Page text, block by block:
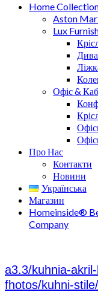
Home
Aston
Lux
Офіс &
Про Нас
Контакти
Новини
Українська
Магазин
Homeinside®
Company
а3.3/kuhnia-
fhotos/kuhni-